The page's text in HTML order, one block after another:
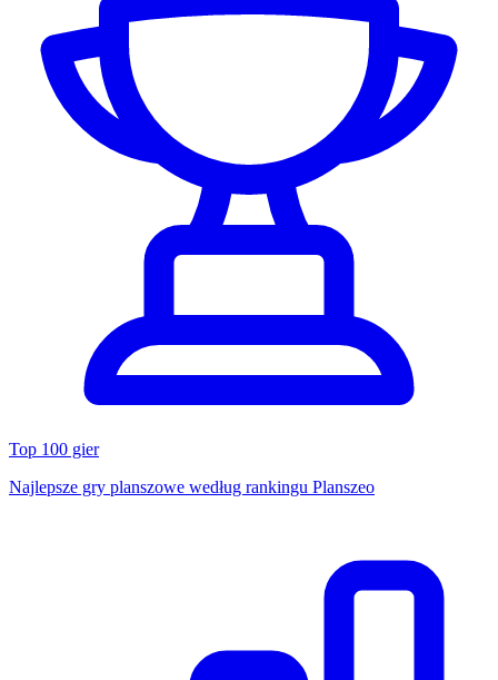
Top 100 gier
Najlepsze gry planszowe według rankingu Planszeo